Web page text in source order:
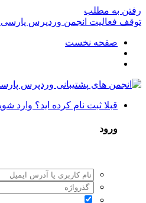
رفتن به مطلب
توقف فعالیت انجمن وردپرس
صفحه نخست
قبلا ثبت نام کرده اید؟ وارد
ورود